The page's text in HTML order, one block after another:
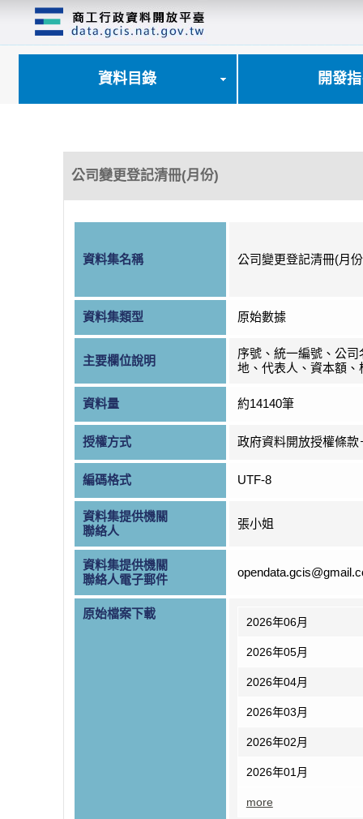
資料目錄 開發
公司變更登記清冊(月份)
資料集名稱 公司變更登記清冊(月
資料集類型 原始數據
主要欄位說明
序號、統一編號、公
地、代表人、資本額、
資料量 約14140筆
授權方式 政府資料開放授權條款
編碼格式 UTF-8
資料集提供機關
聯絡人
張小姐
資料集提供機關
聯絡人電子郵件
原始檔案下載
2026年06月
2026年05月
2026年04月
2026年03月
2026年02月
2026年01月
more